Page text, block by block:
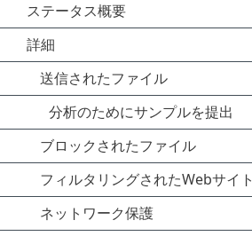
ステータス概要
詳細
送信されたファイル
分析のためにサンプルを提出
ブロックされたファイル
フィルタリングされたWebサイト
ネットワーク保護